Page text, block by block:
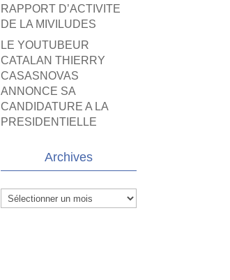
RAPPORT D’ACTIVITE
DE LA MIVILUDES
LE YOUTUBEUR
CATALAN THIERRY
CASASNOVAS
ANNONCE SA
CANDIDATURE A LA
PRESIDENTIELLE
Archives
Archives